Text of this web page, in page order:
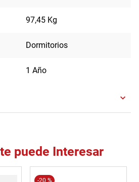
97,45 Kg
Dormitorios
1 Año
puede Interesar
-20 %